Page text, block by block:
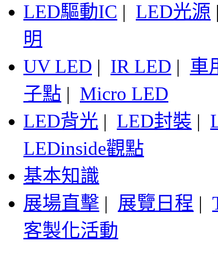
LED驅動IC | LED光源
明
UV LED | IR LED | 車
子點 | Micro LED
LED背光 | LED封裝 |
LEDinside觀點
基本知識
展場直擊 | 展覽日程 |
客製化活動